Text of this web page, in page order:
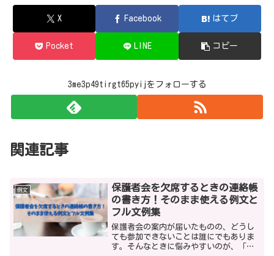
X Facebook はてブ
Pocket LINE コピー
3me3p49tirgt65pyijをフォローする
関連記事
例文
保護者会を欠席するときの連絡帳
の書き方！そのまま使える例文と
フル文例集
保護者会の案内が届いたものの、どうし
ても参加できないことは誰にでもありま
す。そんなときに悩みやすいのが、「連